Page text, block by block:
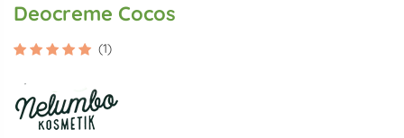
Deocreme Cocos
(1)